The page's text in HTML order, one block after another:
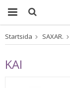
Startsida SAXAR.
KAI